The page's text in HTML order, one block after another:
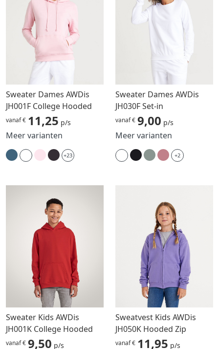
Sweater Dames AWDis
JH001F College Hooded
vanaf € 11,25 p/s
Meer varianten
+23
Sweater Dames AWDis
JH030F Set-in
vanaf € 9,00 p/s
Meer varianten
+2
Sweater Kids AWDis
JH001K College Hooded
vanaf € 9,50 p/s
Sweatvest Kids AWDis
JH050K Hooded Zip
vanaf € 11,95 p/s